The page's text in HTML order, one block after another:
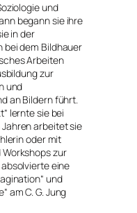
und
begann sie ihre
in der
bei dem Bildhauer
Arbeiten
zur
und
an Bildern führt.
lernte sie bei
arbeitet sie
oder mit
zur
eine
und
am C. G. Jung